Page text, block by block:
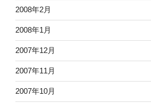
2008年2月
2008年1月
2007年12月
2007年11月
2007年10月